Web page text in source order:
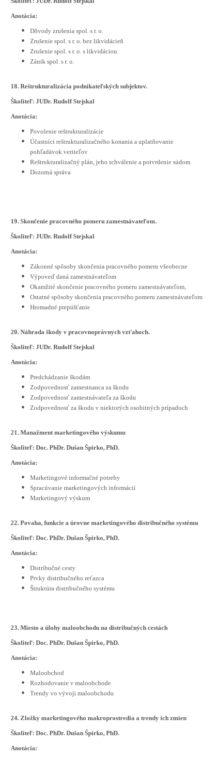
Anotácia:
Dôvody zrušenia spol. s r. o.
Zrušenie spol. s r. o. bez likvidácieň
Zrušenie spol. s r. o. s likvidáciou
Zánik spol. s r. o.
18. Reštrukturalizácia podnikateľských subjektov.
Školiteľ: JUDr. Rudolf Stejskal
Anotácia:
Povolenie reštrukturalizácie
Účastníci reštrukturalizačného konania a uplatňovanie
pohľadávok veriteľov
Reštrukturalizačný plán, jeho schválenie a potvrdenie súdom
Dozorná správa
19. Skončenie pracovného pomeru zamestnávateľom.
Školiteľ: JUDr. Rudolf Stejskal
Anotácia:
Zákonné spôsoby skončenia pracovného pomeru všeobecne
Výpoveď daná zamestnávateľom
Okamžité skončenie pracovného pomeru zamestnávateľom,
Ostatné spôsoby skončenia pracovného pomeru zamestnávateľom
Hromadné prepúšťanie
20. Náhrada škody v pracovnoprávnych vzťahoch.
Školiteľ: JUDr. Rudolf Stejskal
Anotácia:
Predchádzanie škodám
Zodpovednosť zamestnanca za škodu
Zodpovednosť zamestnávateľa za škodu
Zodpovednosť za škodu v niektorých osobitných prípadoch
21. Manažment marketingového výskumu
Školiteľ: Doc. PhDr. Dušan Špirko, PhD.
Anotácia:
Marketingové informačné potreby
Spracúvanie marketingových informácií
Marketingový výskum
22. Povaha, funkcie a úrovne marketingového distribučného systému
Školiteľ: Doc. PhDr. Dušan Špirko, PhD.
Anotácia:
Distribučné cesty
Prvky distribučného reťazca
Štruktúra distribučného systému
23. Miesto a úlohy maloobchodu na distribučných cestách
Školiteľ: Doc. PhDr. Dušan Špirko, PhD.
Anotácia:
Maloobchod
Rozhodovanie v maloobchode
Trendy vo vývoji maloobchodu
24. Zložky marketingového makroprostredia a trendy ich zmien
Školiteľ: Doc. PhDr. Dušan Špirko, PhD.
Anotácia: